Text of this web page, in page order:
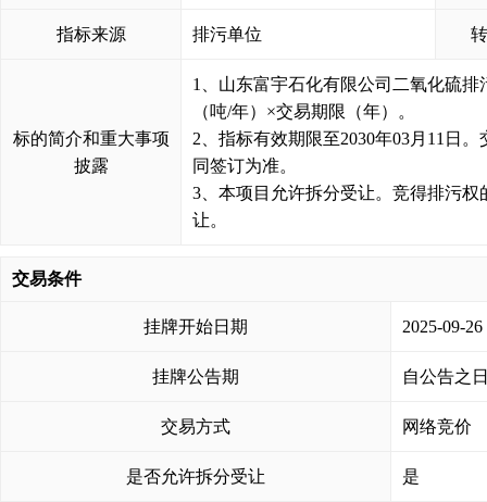
指标来源 排污单位
标的简介和重大事项
披露
1、山东富宇石化有限公司二氧化硫排
（吨/年）×交易期限（年）。
2、指标有效期限至2030年03月11日
同签订为准。
3、本项目允许拆分受让。竞得排污
让。
交易条件
挂牌开始日期 2025-09-26
挂牌公告期 自公告之
交易方式 网络竞价
是否允许拆分受让 是